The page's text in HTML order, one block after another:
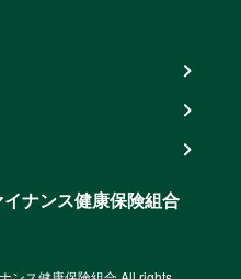
ナンス健康保険組合